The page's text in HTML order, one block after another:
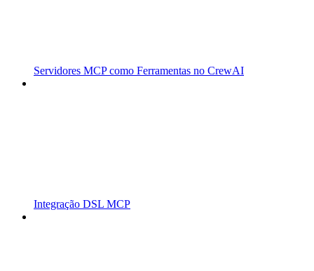
Servidores MCP como Ferramentas no CrewAI
Integração DSL MCP